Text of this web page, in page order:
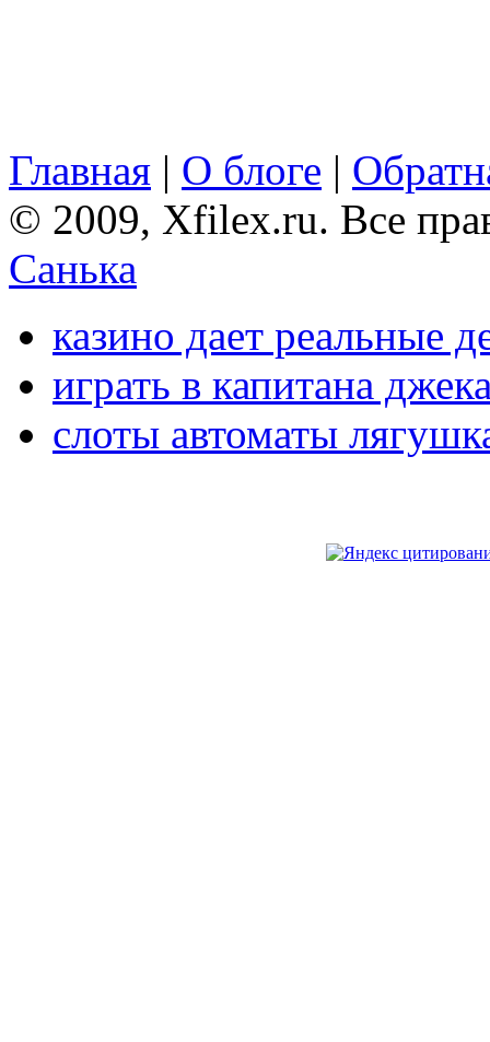
Главная | О блоге |
© 2009, Xfilex.ru. Все
Санька
казино дает реальные
играть в капитана
слоты автоматы